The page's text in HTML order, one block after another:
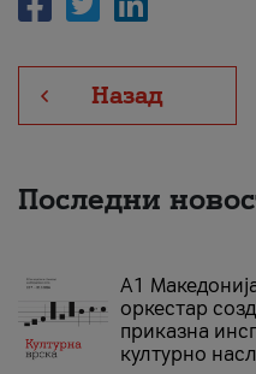
Назад
Последни
А1
оркестар
приказна
културно